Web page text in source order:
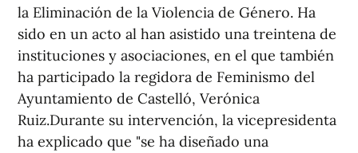
la Eliminación de la Violencia de Género. Ha
sido en un acto al han asistido una treintena de
instituciones y asociaciones, en el que también
ha participado la regidora de Feminismo del
Ayuntamiento de Castelló, Verónica
Ruiz.Durante su intervención, la vicepresidenta
ha explicado que "se ha diseñado una